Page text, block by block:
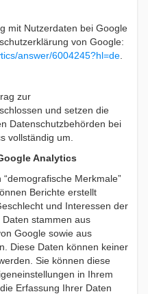
mit Nutzerdaten bei Google
von Google:
answer/6004245?hl=de
zur
und setzen die
Datenschutzbehörden bei
vollständig um.
Analytics
Merkmale”
Berichte erstellt
und Interessen der
stammen aus
Google sowie aus
Diese Daten können keiner
Sie können diese
in Ihrem
Erfassung Ihrer Daten